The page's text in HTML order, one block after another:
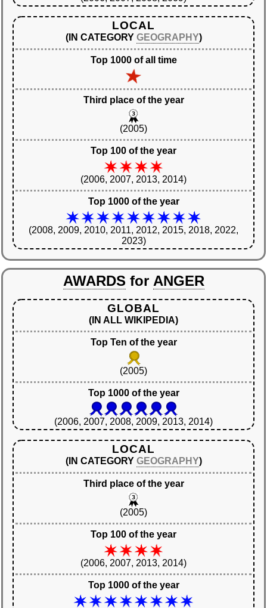
LOCAL
(IN CATEGORY GEOGRAPHY)
Top 1000 of all time
Third place of the year
(2005)
Top 100 of the year
(2006, 2007, 2013, 2014)
Top 1000 of the year
(2008, 2009, 2010, 2011, 2012, 2015, 2018, 2022,
2023)
AWARDS for ANGER
GLOBAL
(IN ALL WIKIPEDIA)
Top Ten of the year
(2005)
Top 1000 of the year
(2006, 2007, 2008, 2009, 2013, 2014)
LOCAL
(IN CATEGORY GEOGRAPHY)
Third place of the year
(2005)
Top 100 of the year
(2006, 2007, 2013, 2014)
Top 1000 of the year